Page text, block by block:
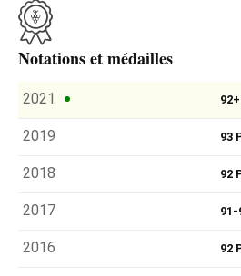
Credo.
Notations et médailles
2021
2019 93
2018 92
2017 91-
2016 92